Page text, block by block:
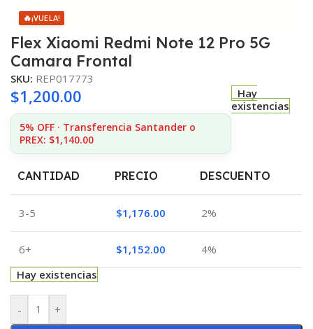
🔥¡VUELA!
Flex Xiaomi Redmi Note 12 Pro 5G
Camara Frontal
SKU: REP017773
$1,200.00
5% OFF · Transferencia Santander o
PREX: $1,140.00
Hay
existencias
CANTIDAD PRECIO DESCUENTO
3-5 $1,176.00 2%
6+ $1,152.00
4%
Hay existencias
- +